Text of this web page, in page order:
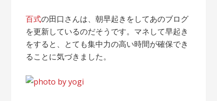
百式の田口さんは、朝早起きをしてあのブログ
を更新しているのだそうです。マネして早起き
をすると、とても集中力の高い時間が確保でき
ることに気づきました。